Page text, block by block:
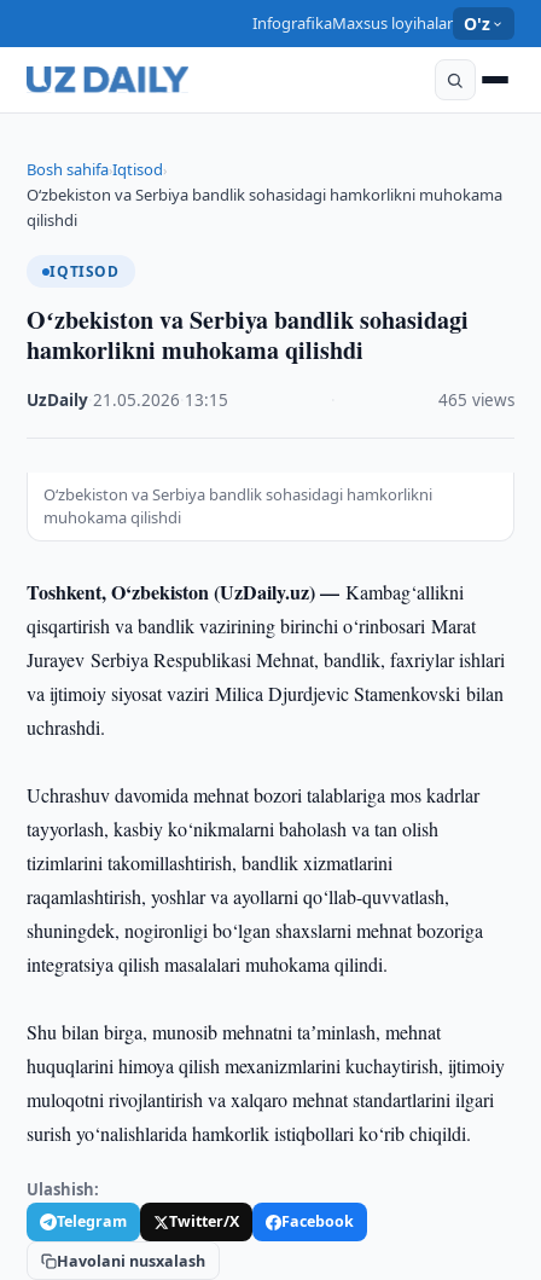
InfografikaMaxsus loyihalar O'z
Bosh sahifa›Iqtisod›
Oʻzbekiston va Serbiya bandlik sohasidagi hamkorlikni muhokama
qilishdi
IQTISOD
Oʻzbekiston va Serbiya bandlik sohasidagi
hamkorlikni muhokama qilishdi
UzDaily ·21.05.2026 13:15 465 views
Oʻzbekiston va Serbiya bandlik sohasidagi hamkorlikni
muhokama qilishdi
Toshkent, O‘zbekiston (UzDaily.uz) —Kambag‘allikni
qisqartirish va bandlik vazirining birinchi o‘rinbosari Marat
Jurayev Serbiya Respublikasi Mehnat, bandlik, faxriylar ishlari
va ijtimoiy siyosat vaziri Milica Djurdjevic Stamenkovski bilan
uchrashdi.
Uchrashuv davomida mehnat bozori talablariga mos kadrlar
tayyorlash, kasbiy ko‘nikmalarni baholash va tan olish
tizimlarini takomillashtirish, bandlik xizmatlarini
raqamlashtirish, yoshlar va ayollarni qo‘llab-quvvatlash,
shuningdek, nogironligi bo‘lgan shaxslarni mehnat bozoriga
integratsiya qilish masalalari muhokama qilindi.
Shu bilan birga, munosib mehnatni taʼminlash, mehnat
huquqlarini himoya qilish mexanizmlarini kuchaytirish, ijtimoiy
muloqotni rivojlantirish va xalqaro mehnat standartlarini ilgari
surish yo‘nalishlarida hamkorlik istiqbollari ko‘rib chiqildi.
Ulashish:
Telegram Twitter/X
Facebook
Havolani nusxalash